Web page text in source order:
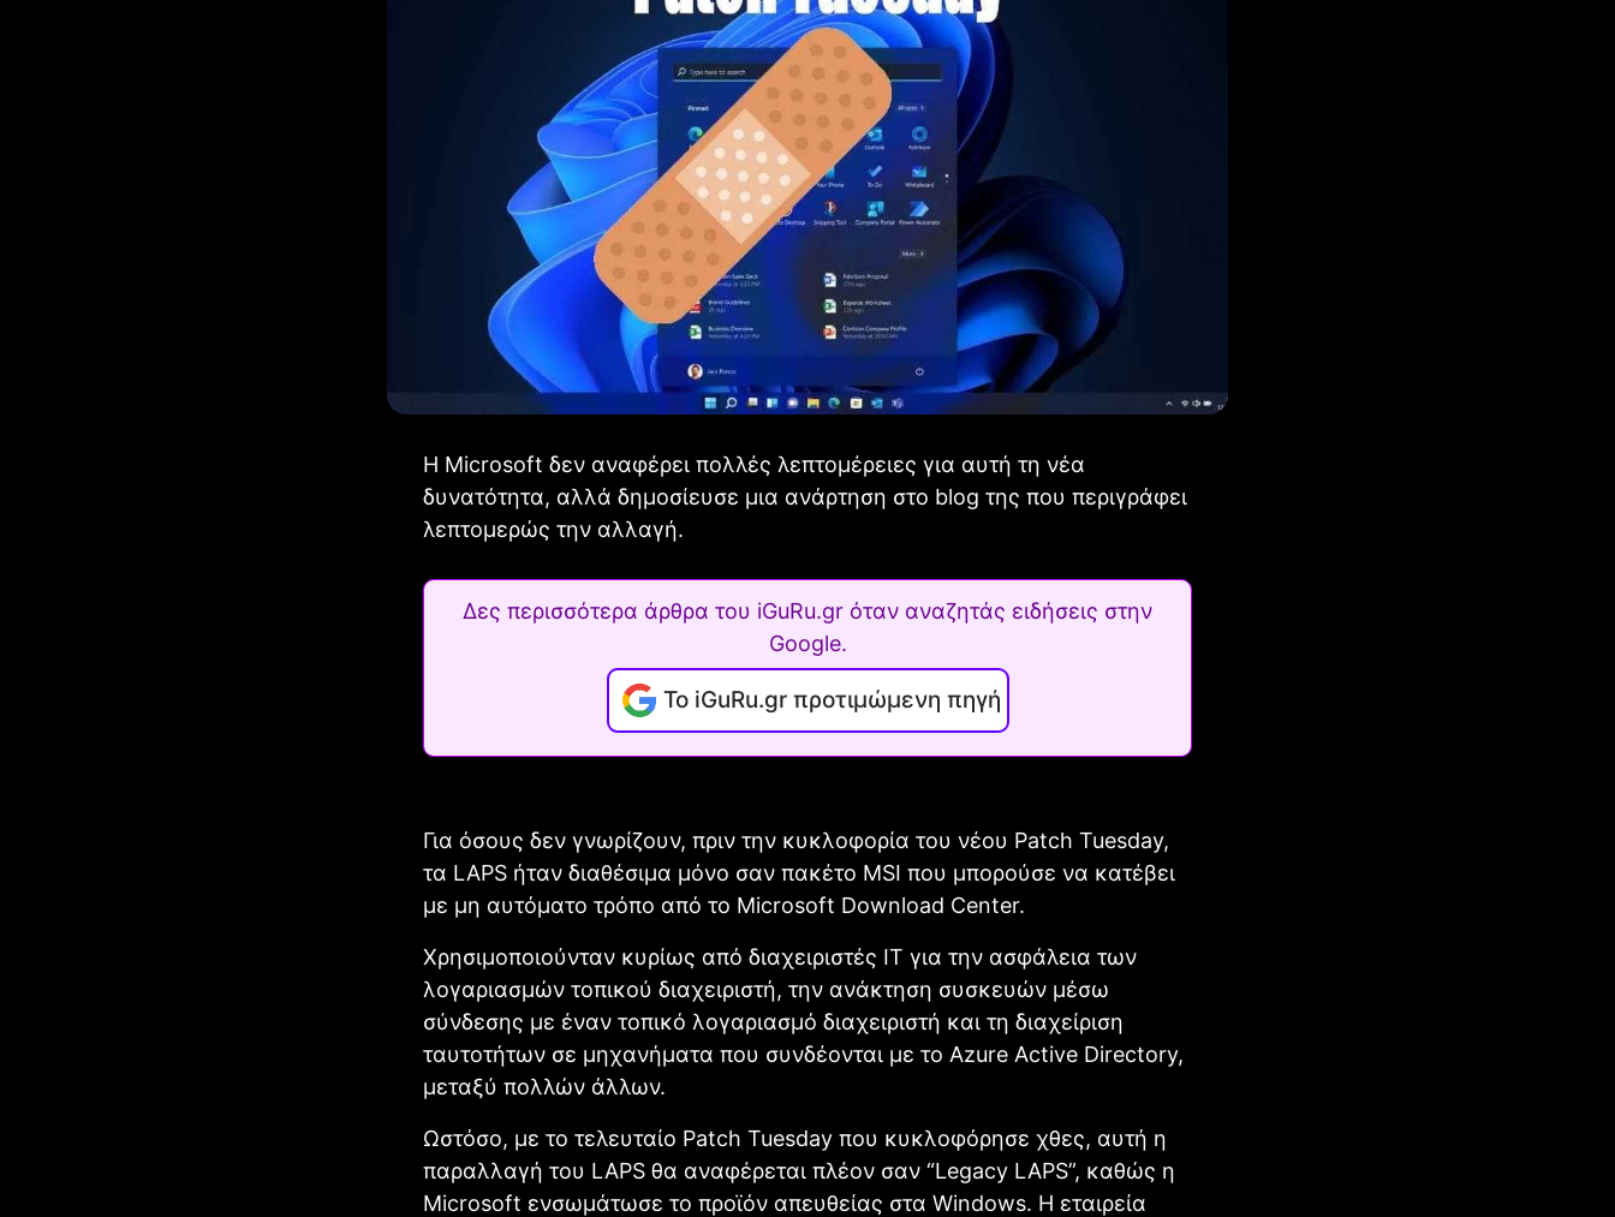
Η Microsoft δεν αναφέρει πολλές λεπτομέρειες για αυτή τη νέα
δυνατότητα, αλλά δημοσίευσε μια ανάρτηση στο blog της που περιγράφει
λεπτομερώς την αλλαγή.
Δες περισσότερα άρθρα του iGuRu.gr όταν αναζητάς ειδήσεις στην
Google.
Το iGuRu.gr προτιμώμενη πηγή
Για όσους δεν γνωρίζουν, πριν την κυκλοφορία του νέου Patch Tuesday,
τα LAPS ήταν διαθέσιμα μόνο σαν πακέτο MSI που μπορούσε να κατέβει
με μη αυτόματο τρόπο από το Microsoft Download Center.
Χρησιμοποιούνταν κυρίως από διαχειριστές IT για την ασφάλεια των
λογαριασμών τοπικού διαχειριστή, την ανάκτηση συσκευών μέσω
σύνδεσης με έναν τοπικό λογαριασμό διαχειριστή και τη διαχείριση
ταυτοτήτων σε μηχανήματα που συνδέονται με το Azure Active Directory,
μεταξύ πολλών άλλων.
Ωστόσο, με το τελευταίο Patch Tuesday που κυκλοφόρησε χθες, αυτή η
παραλλαγή του LAPS θα αναφέρεται πλέον σαν “Legacy LAPS”, καθώς η
Microsoft ενσωμάτωσε το προϊόν απευθείας στα Windows. Η εταιρεία